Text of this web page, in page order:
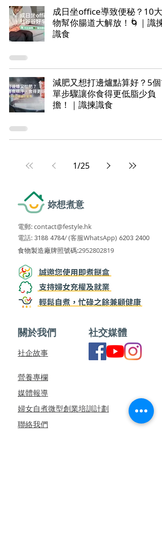
成日坐office導致便秘？10大
物幫你腸道大解放！🌀｜識揀
識食
減肥又想打邊爐點算好？5個
單步驟讓你食得更低脂少負
擔！｜識揀識食
1/25
妳想煮意
電郵:contact@festyle.hk
電話: 3188 4784/(客服WhatsApp) 6203 2400
​食物製造廠牌照號碼:2952802819
關於我們 社交媒體
社企故事
營養專欄
媒體報導
婦女自煮微型創業培訓計劃
聯絡我們